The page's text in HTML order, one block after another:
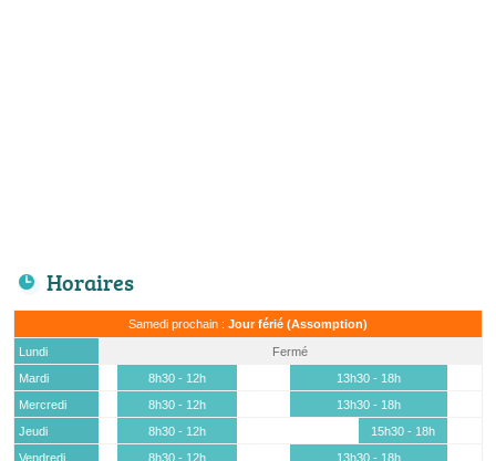
Horaires
Samedi prochain : Jour férié (Assomption)
Lundi
Fermé
Mardi
8h30 - 12h
13h30 - 18h
Mercredi
8h30 - 12h
13h30 - 18h
Jeudi
8h30 - 12h
15h30 - 18h
Vendredi
8h30 - 12h
13h30 - 18h